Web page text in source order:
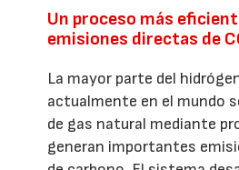
Un proceso más
emisiones directas de
La mayor parte del
actualmente en el mundo
de gas natural mediante
generan importantes